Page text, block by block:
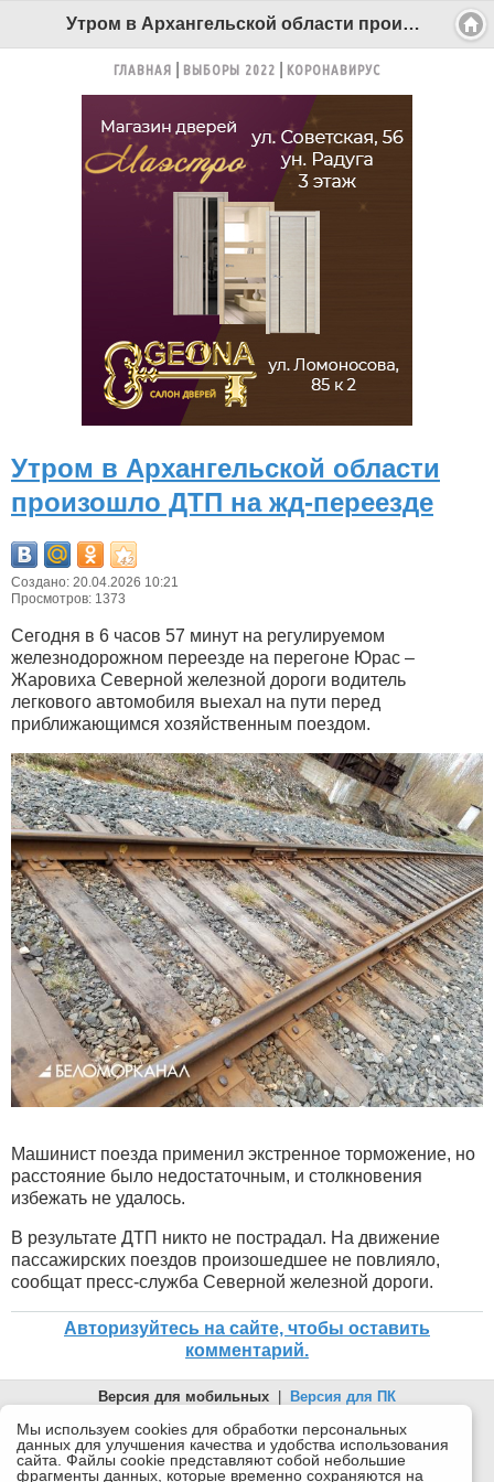
Утром в Архангельской области произошло ДТП на жд-переезде - Беломорканал Северодвинск tv29.ru
ГЛАВНАЯ ВЫБОРЫ 2022 КОРОНАВИРУС
Утром в Архангельской области
произошло ДТП на жд-переезде
Создано: 20.04.2026 10:21
Просмотров: 1373
Сегодня в 6 часов 57 минут на регулируемом
железнодорожном переезде на перегоне Юрас –
Жаровиха Северной железной дороги водитель
легкового автомобиля выехал на пути перед
приближающимся хозяйственным поездом.
Машинист поезда применил экстренное торможение, но
расстояние было недостаточным, и столкновения
избежать не удалось.
В результате ДТП никто не пострадал. На движение
пассажирских поездов произошедшее не повлияло,
сообщат пресс-служба Северной железной дороги.
Авторизуйтесь на сайте, чтобы оставить
комментарий.
Версия для мобильных
Версия для ПК
© 2026 Беломорканал Северодвинск tv29.ru
Joomla!is Free Software released under the GNU General Public
License.
Мы используем cookies для обработки персональных
данных для улучшения качества и удобства использования
сайта. Файлы cookie представляют собой небольшие
фрагменты данных, которые временно сохраняются на